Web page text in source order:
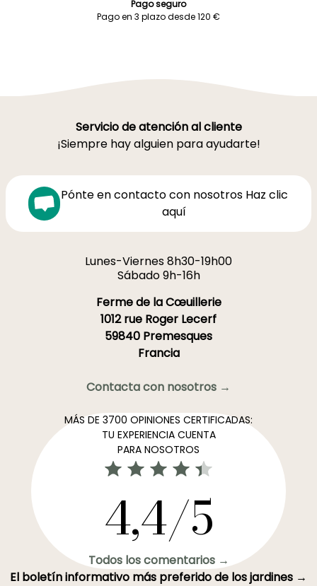
Pago seguro
Pago en 3 plazo desde 120 €
Servicio de atención al cliente
¡Siempre hay alguien para ayudarte!
Pónte en contacto con nosotros Haz clic
aquí
Lunes-Viernes 8h30-19h00
Sábado 9h-16h
Ferme de la Cœuillerie
1012 rue Roger Lecerf
59840 Premesques
Francia
Contacta con nosotros →
MÁS DE 3700 OPINIONES CERTIFICADAS:
TU EXPERIENCIA CUENTA
PARA NOSOTROS
4,4/5
Todos los comentarios →
El boletín informativo más preferido de los jardines →